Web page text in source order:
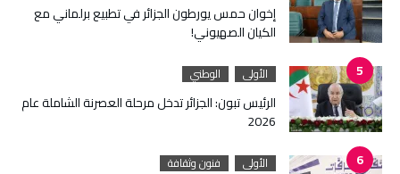
إخوان حمس يورطون الجزائر في تطبيع برلماني مع
الكيان الصهيوني!
الأولى الوطني
الرئيس تبون: الجزائر تدخل مرحلة العصرنة الشاملة عام
2026
الأولى فنون وثقافة